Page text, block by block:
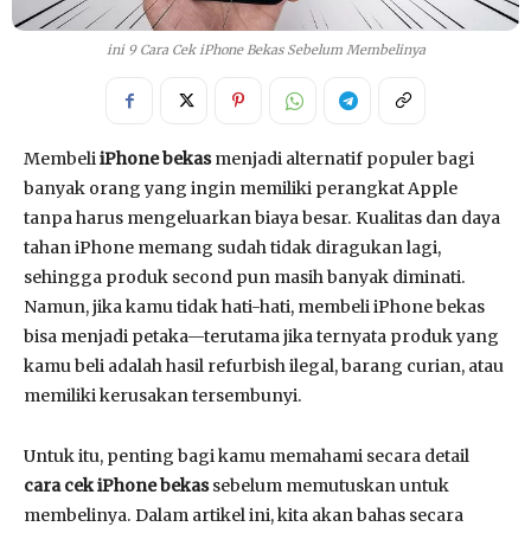
ini 9 Cara Cek iPhone Bekas Sebelum Membelinya
MembeliiPhone bekasmenjadi alternatif populer bagi
banyak orang yang ingin memiliki perangkat Apple
tanpa harus mengeluarkan biaya besar. Kualitas dan daya
tahan iPhone memang sudah tidak diragukan lagi,
sehingga produk second pun masih banyak diminati.
Namun, jika kamu tidak hati-hati, membeli iPhone bekas
bisa menjadi petaka—terutama jika ternyata produk yang
kamu beli adalah hasil refurbish ilegal, barang curian, atau
memiliki kerusakan tersembunyi.
Untuk itu, penting bagi kamu memahami secara detail
cara cek iPhone bekassebelum memutuskan untuk
membelinya. Dalam artikel ini, kita akan bahas secara